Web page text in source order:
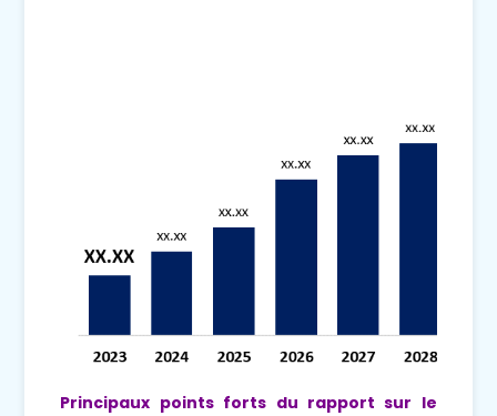
Principaux points forts du rapport sur le